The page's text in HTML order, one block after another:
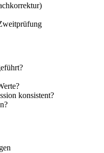
konsistent?